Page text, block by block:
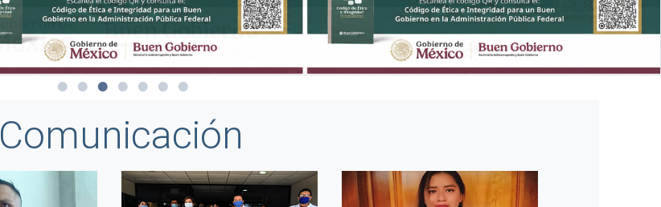
Comunicación